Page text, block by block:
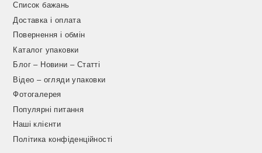
Список бажань
Доставка і оплата
Повернення і обмін
Каталог упаковки
Блог – Новини – Статті
Відео – огляди упаковки
Фотогалерея
Популярні питання
Наші клієнти
Політика конфіденційності